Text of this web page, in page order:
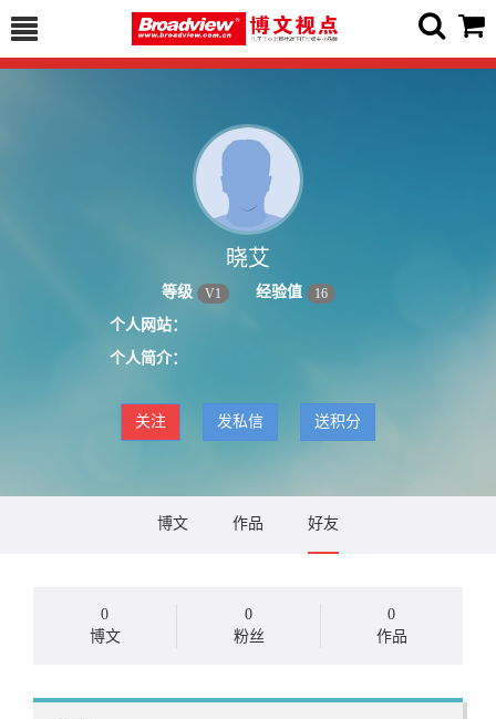
晓艾
等级 V1 经验值 16
个人网站：
个人简介：
关注 发私信 送积分
博文 作品 好友
0
博文
0
粉丝
0
作品